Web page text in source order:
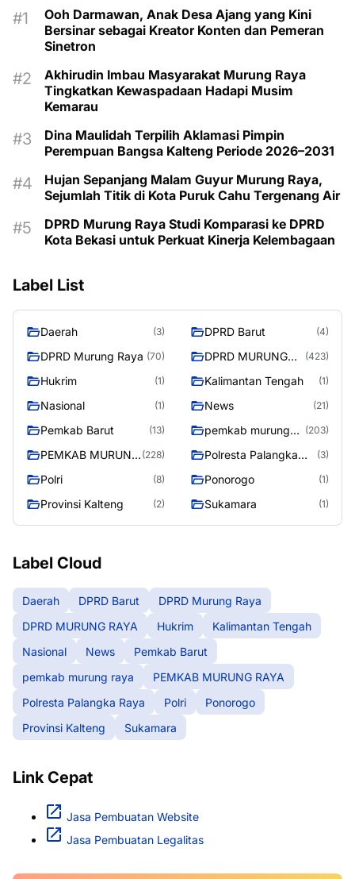
Ooh Darmawan, Anak Desa Ajang yang Kini
Bersinar sebagai Kreator Konten dan Pemeran
Sinetron
Akhirudin Imbau Masyarakat Murung Raya
Tingkatkan Kewaspadaan Hadapi Musim
Kemarau
Dina Maulidah Terpilih Aklamasi Pimpin
Perempuan Bangsa Kalteng Periode 2026–2031
Hujan Sepanjang Malam Guyur Murung Raya,
Sejumlah Titik di Kota Puruk Cahu Tergenang Air
DPRD Murung Raya Studi Komparasi ke DPRD
Kota Bekasi untuk Perkuat Kinerja Kelembagaan
Label List
Daerah (3) DPRD Barut (4)
DPRD Murung Raya (70)
DPRD MURUNG
(423)
Hukrim (1) Kalimantan Tengah (1)
Nasional (1) News (21)
Pemkab Barut (13)
pemkab murung
(203)
PEMKAB MURUNG (228)
Polresta Palangka
(3)
Polri (8) Ponorogo (1)
Provinsi Kalteng (2) Sukamara (1)
Label Cloud
Daerah DPRD Barut
DPRD Murung Raya
DPRD MURUNG RAYA
Hukrim
Kalimantan Tengah
Nasional
News
Pemkab Barut
pemkab murung raya
PEMKAB MURUNG RAYA
Polresta Palangka Raya
Polri
Ponorogo
Provinsi Kalteng
Sukamara
Link Cepat
Jasa Pembuatan Website
Jasa Pembuatan Legalitas